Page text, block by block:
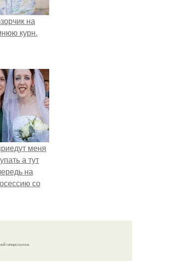
на
курн.
меня
а тут
на
со
гиперссылки.